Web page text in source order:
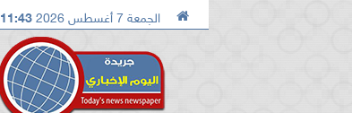
 الجمعة 7 أغسطس 2026 11:43 صـ
تستضيف معسكرًا مغلقًا للإسماعيلي الاربعاء القادم